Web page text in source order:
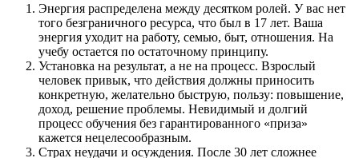
Энергия распределена между десятком ролей. У вас нет
того безграничного ресурса, что был в 17 лет. Ваша
энергия уходит на работу, семью, быт, отношения. На
учебу остается по остаточному принципу.
Установка на результат, а не на процесс. Взрослый
человек привык, что действия должны приносить
конкретную, желательно быструю, пользу: повышение,
доход, решение проблемы. Невидимый и долгий
процесс обучения без гарантированного «приза»
кажется нецелесообразным.
Страх неудачи и осуждения. После 30 лет сложнее